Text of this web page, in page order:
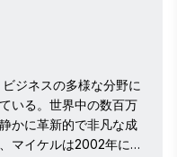
ジネスの多様な分野に
いる。世界中の数百万
かに革新的で非凡な成
マイケルは2002年に